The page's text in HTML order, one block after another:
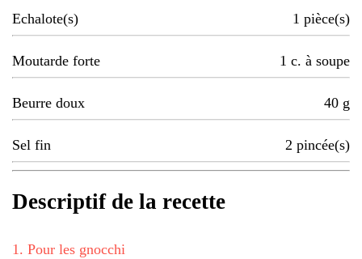
Echalote(s) 1 pièce(s)
Moutarde forte 1 c. à soupe
Beurre doux 40 g
Sel fin 2 pincée(s)
Descriptif de la recette
1 . Pour les gnocchi